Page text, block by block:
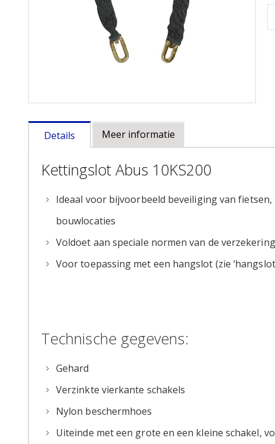
naar
van
gallerij
Details
Kettingslot Abus 10KS200
Ideaal voor bijvoorbeeld beveiliging van
bouwlocaties
Voldoet aan speciale normen van de
Voor toepassing met een hangslot (zie
Technische gegevens:
Gehard
Verzinkte vierkante schakels
Nylon beschermhoes
Uiteinde met een grote en een kleine schakel,
Meer informatie